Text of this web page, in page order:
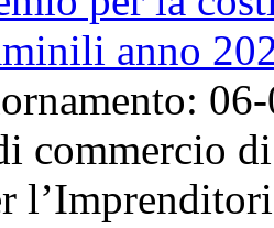
anno
commercio